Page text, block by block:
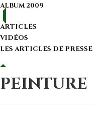
ALBUM 2009
ARTICLES
VIDÉOS
LES ARTICLES DE PRESSE
PEINTURE